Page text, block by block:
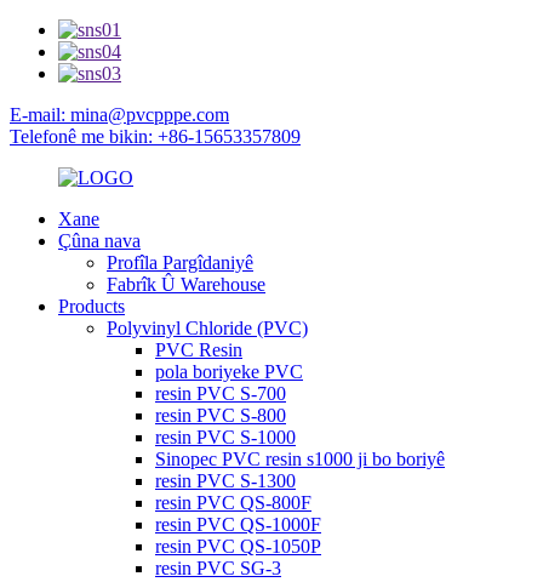
E-mail: mina@pvcpppe.com
Telefonê me bikin: +86-15653357809
Xane
Çûna nava
Profîla Pargîdaniyê
Fabrîk Û Warehouse
Products
Polyvinyl Chloride (PVC)
PVC Resin
pola boriyeke PVC
resin PVC S-700
resin PVC S-800
resin PVC S-1000
Sinopec PVC resin s1000 ji bo boriyê
resin PVC S-1300
resin PVC QS-800F
resin PVC QS-1000F
resin PVC QS-1050P
resin PVC SG-3